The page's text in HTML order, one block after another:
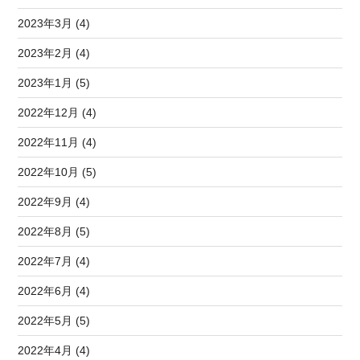
2023年3月 (4)
2023年2月 (4)
2023年1月 (5)
2022年12月 (4)
2022年11月 (4)
2022年10月 (5)
2022年9月 (4)
2022年8月 (5)
2022年7月 (4)
2022年6月 (4)
2022年5月 (5)
2022年4月 (4)